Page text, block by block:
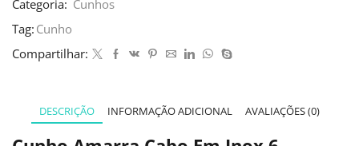
Categoria: Cunhos
Tag: Cunho
Compartilhar:
DESCRIÇÃO INFORMAÇÃO ADICIONAL AVALIAÇÕES (0)